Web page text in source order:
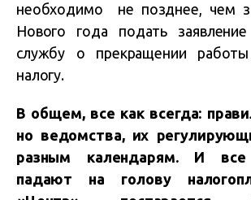
необходимо не позднее, чем
Нового года подать
службу о прекращении
налогу.
В общем, все как всегда:
но ведомства, их
разным календарям. И все
падают на голову